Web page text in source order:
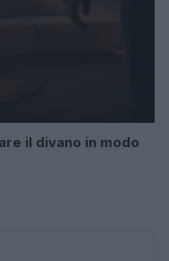
il divano in modo